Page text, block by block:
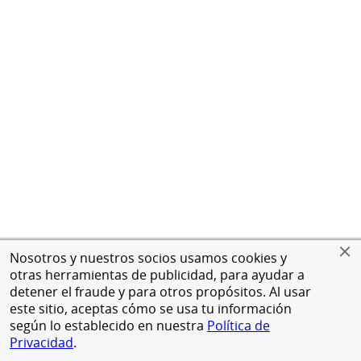
Nosotros y nuestros socios usamos cookies y
otras herramientas de publicidad, para ayudar a
detener el fraude y para otros propósitos. Al usar
este sitio, aceptas cómo se usa tu información
según lo establecido en nuestra Política de
Privacidad.